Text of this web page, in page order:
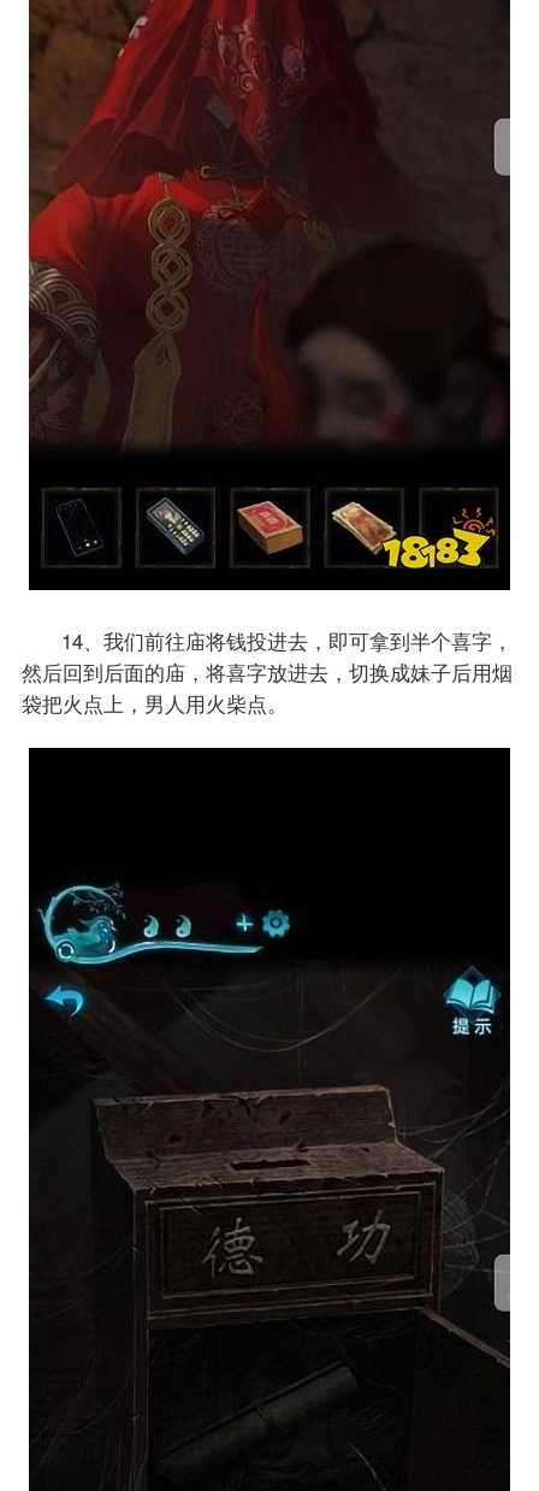
14、我们前往庙将钱投进去，即可拿到半个喜字，
然后回到后面的庙，将喜字放进去，切换成妹子后用烟
袋把火点上，男人用火柴点。